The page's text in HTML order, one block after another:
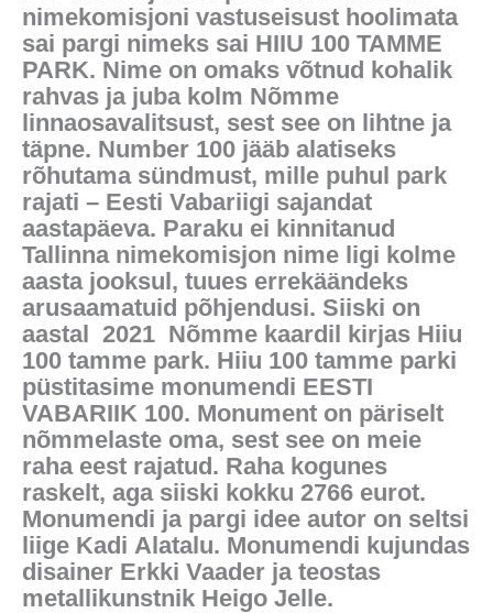
nimekomisjoni vastuseisust hoolimata
sai pargi nimeks sai HIIU 100 TAMME
PARK. Nime on omaks võtnud kohalik
rahvas ja juba kolm Nõmme
linnaosavalitsust, sest see on lihtne ja
täpne. Number 100 jääb alatiseks
rõhutama sündmust, mille puhul park
rajati – Eesti Vabariigi sajandat
aastapäeva. Paraku ei kinnitanud
Tallinna nimekomisjon nime ligi kolme
aasta jooksul, tuues errekäändeks
arusaamatuid põhjendusi. Siiski on
aastal 2021 Nõmme kaardil kirjas Hiiu
100 tamme park. Hiiu 100 tamme parki
püstitasime monumendi EESTI
VABARIIK 100. Monument on päriselt
nõmmelaste oma, sest see on meie
raha eest rajatud. Raha kogunes
raskelt, aga siiski kokku 2766 eurot.
Monumendi ja pargi idee autor on seltsi
liige Kadi Alatalu. Monumendi kujundas
disainer Erkki Vaader ja teostas
metallikunstnik Heigo Jelle.